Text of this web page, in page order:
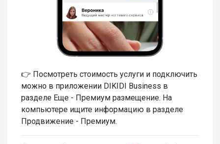
👉 Посмотреть стоимость услуги и подключить
можно в приложении DIKIDI Business в
разделе Еще - Премиум размещение. На
компьютере ищите информацию в разделе
Продвижение - Премиум.